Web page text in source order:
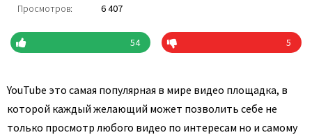
Просмотров: 6 407
54 5
YouTube это самая популярная в мире видео площадка, в
которой каждый желающий может позволить себе не
только просмотр любого видео по интересам но и самому